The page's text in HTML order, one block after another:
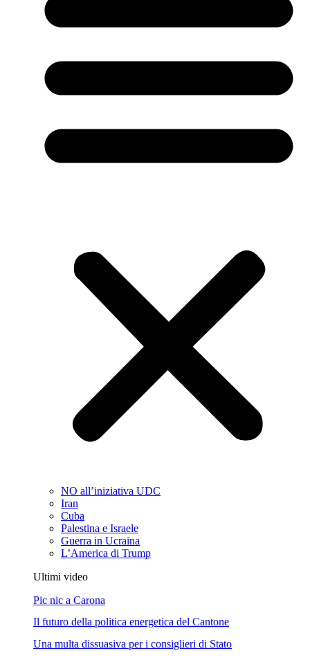
NO all’iniziativa UDC
Iran
Cuba
Palestina e Israele
Guerra in Ucraina
L’America di Trump
Ultimi video
Pic nic a Carona
Il futuro della politica energetica del Cantone
Una multa dissuasiva per i consiglieri di Stato